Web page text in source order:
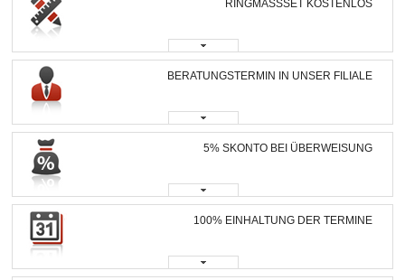
RINGMASSSET KOSTENLOS
BERATUNGSTERMIN IN UNSER FILIALE
5% SKONTO BEI ÜBERWEISUNG
100% EINHALTUNG DER TERMINE